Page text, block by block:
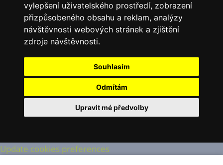
vylepšení uživatelského prostředí, zobrazení
přizpůsobeného obsahu a reklam, analýzy
návštěvnosti webových stránek a zjištění
zdroje návštěvnosti.
Souhlasím
Odmítám
Upravit mé předvolby
Update cookies preferences